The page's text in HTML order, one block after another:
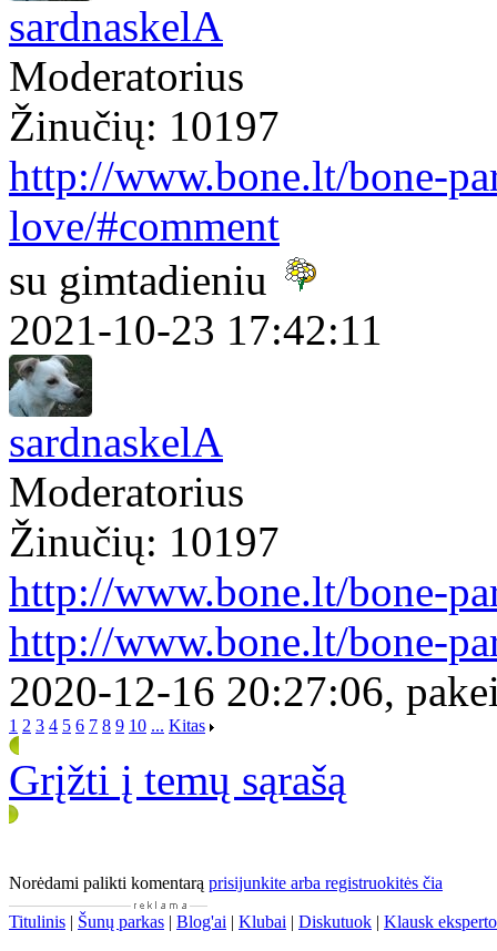
sardnaskelA
Moderatorius
Žinučių: 10197
http://www.bone.lt/bone-
love/#comment
su gimtadieniu
2021-10-23 17:42:11
sardnaskelA
Moderatorius
Žinučių: 10197
http://www.bone.lt/bone-
http://www.bone.lt/bone-
2020-12-16 20:27:06,
1 2 3 4 5 6 7 8 9 10 ... Kitas
Grįžti į temų sąrašą
Norėdami palikti komentarą prisijunkite arba registruokitės čia
Titulinis | Šunų parkas | Blog'ai | Klubai | Diskutuok | Klausk eksperto